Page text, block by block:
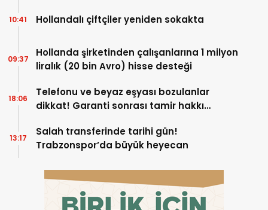
Hollandalı çiftçiler yeniden sokakta
10:41
Hollanda şirketinden çalışanlarına 1 milyon
liralık (20 bin Avro) hisse desteği
09:37
Telefonu ve beyaz eşyası bozulanlar
dikkat! Garanti sonrası tamir hakkı
18:06
Salah transferinde tarihi gün!
Trabzonspor’da büyük heyecan
13:17